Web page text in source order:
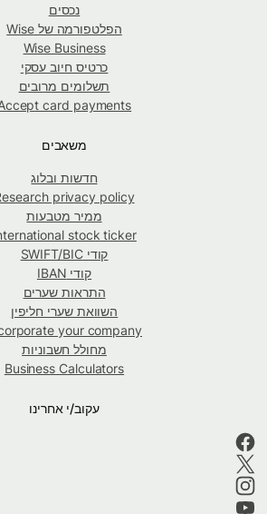
נכסים
הפלטפורמה של Wise
Wise Business
כרטיס חיוב עסקי
תשלומים מרובים
Accept card payments
משאבים
חדשות ובלוג
Research privacy policy
ממיר מטבעות
International stock ticker
קודי SWIFT/BIC
קודי IBAN
התראות שערים
השוואת שערי חליפין
Incorporate your company
מחולל חשבוניות
Business Calculators
עקוב/י אחרינו